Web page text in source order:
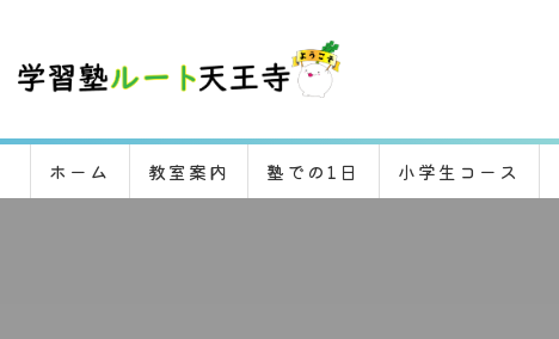
ホーム 教室案内 塾での1日 小学生コース